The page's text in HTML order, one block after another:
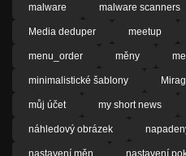
malware malware scanners
Media deduper meetup
menu_order měny
minimalistické šablony
můj účet my short news
náhledový obrázek
nastavení měn nastavení